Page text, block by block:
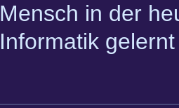
Mensch in der
Informatik